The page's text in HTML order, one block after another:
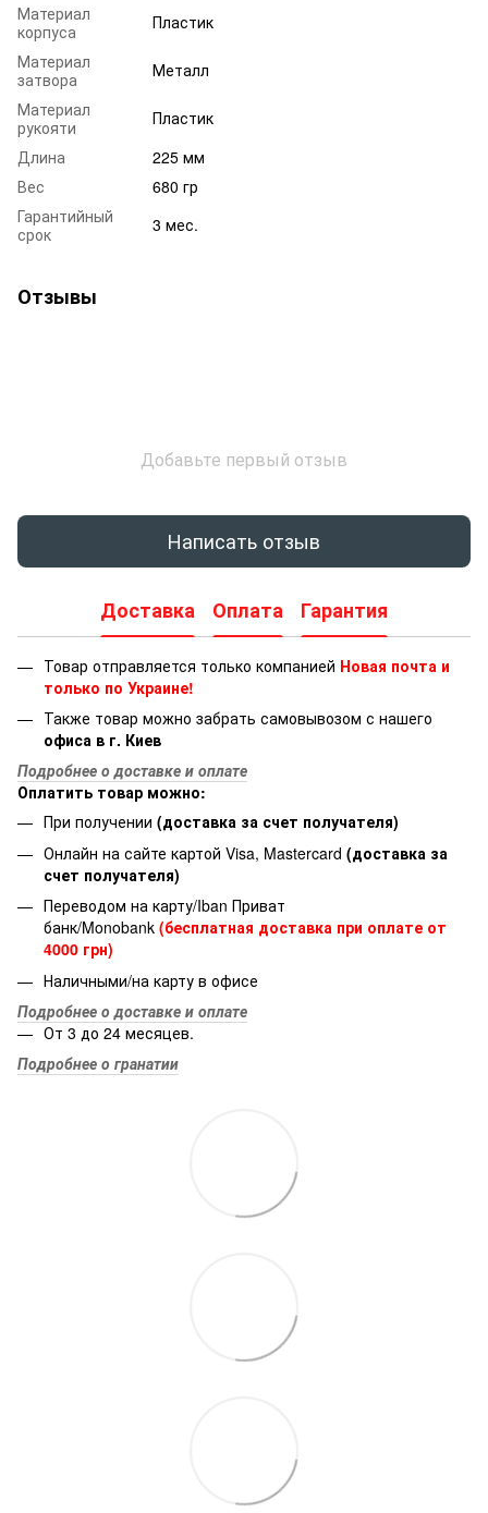
Материал
корпуса
Пластик
Материал
затвора
Металл
Материал
рукояти
Пластик
Длина
225 мм
Вес
680 гр
Гарантийный
срок
3 мес.
Отзывы
Добавьте первый отзыв
Написать отзыв
Доставка Оплата Гарантия
Товар отправляется только компанией Новая почта и
только по Украине!
Также товар можно забрать самовывозом с нашего
офиса в г. Киев
Подробнее о доставке и оплате
Оплатить товар можно:
При получении (доставка за счет получателя)
Онлайн на сайте картой Visa, Mastercard (доставка за
счет получателя)
Переводом на карту/Iban Приват
банк/Monobank (бесплатная доставка при оплате от
4000 грн)
Наличными/на карту в офисе
Подробнее о доставке и оплате
От 3 до 24 месяцев.
Подробнее о гранатии